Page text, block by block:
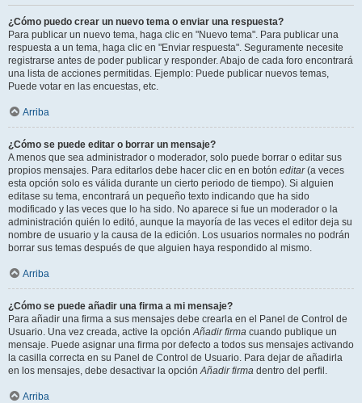
¿Cómo puedo crear un nuevo tema o enviar una respuesta?
Para publicar un nuevo tema, haga clic en "Nuevo tema". Para publicar una
respuesta a un tema, haga clic en "Enviar respuesta". Seguramente necesite
registrarse antes de poder publicar y responder. Abajo de cada foro encontrará
una lista de acciones permitidas. Ejemplo: Puede publicar nuevos temas,
Puede votar en las encuestas, etc.
Arriba
¿Cómo se puede editar o borrar un mensaje?
A menos que sea administrador o moderador, solo puede borrar o editar sus
propios mensajes. Para editarlos debe hacer clic en en botón editar(a veces
esta opción solo es válida durante un cierto periodo de tiempo). Si alguien
editase su tema, encontrará un pequeño texto indicando que ha sido
modificado y las veces que lo ha sido. No aparece si fue un moderador o la
administración quién lo editó, aunque la mayoría de las veces el editor deja su
nombre de usuario y la causa de la edición. Los usuarios normales no podrán
borrar sus temas después de que alguien haya respondido al mismo.
Arriba
¿Cómo se puede añadir una firma a mi mensaje?
Para añadir una firma a sus mensajes debe crearla en el Panel de Control de
Usuario. Una vez creada, active la opciónAñadir firma cuando publique un
mensaje. Puede asignar una firma por defecto a todos sus mensajes activando
la casilla correcta en su Panel de Control de Usuario. Para dejar de añadirla
en los mensajes, debe desactivar la opciónAñadir firma dentro del perfil.
Arriba